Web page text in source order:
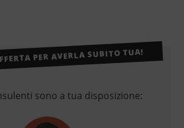
PER AVERLA SUBITO TUA!
sono a tua disposizione: